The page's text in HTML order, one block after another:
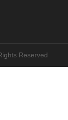
Reserved